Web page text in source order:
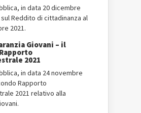
in data 20 dicembre
sul Reddito di cittadinanza al
2021.
Giovani – il
2021
in data 24 novembre
Rapporto
2021 relativo alla